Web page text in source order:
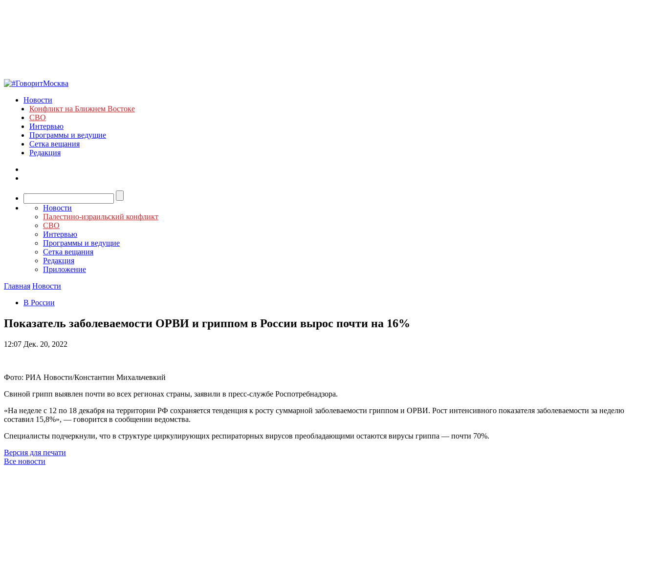
Новости
Конфликт на Ближнем Востоке
СВО
Интервью
Программы и ведущие
Сетка вещания
Редакция
Новости
Палестино-израильский конфликт
СВО
Интервью
Программы и ведущие
Сетка вещания
Редакция
Приложение
Главная Новости
В России
Показатель заболеваемости ОРВИ и гриппом в России вырос почти на 16%
12:07 Дек. 20, 2022
Фото: РИА Новости/Константин Михальчевкий
Свиной грипп выявлен почти во всех регионах страны, заявили в пресс-службе Роспотребнадзора.
«На неделе с 12 по 18 декабря на территории РФ сохраняется тенденция к росту суммарной заболеваемости гриппом и ОРВИ. Рост интенсивного показателя заболеваемости за неделю
составил 15,8%», — говорится в сообщении ведомства.
Специалисты подчеркнули, что в структуре циркулирующих респираторных вирусов преобладающими остаются вирусы гриппа — почти 70%.
Версия для печати
Все новости